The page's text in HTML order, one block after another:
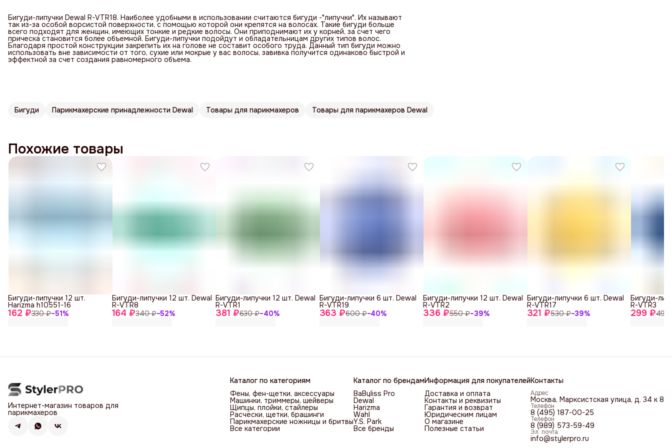
Бигуди-липучки Dewal R-VTR18. Наиболее удобными в использовании считаются бигуди -"липучки". Их называют
так из-за особой ворсистой поверхности, с помощью которой они крепятся на волосах. Такие бигуди больше
всего подходят для женщин, имеющих тонкие и редкие волосы. Они приподнимают их у корней, за счет чего
прическа становится более объемной. Бигуди-липучки подойдут и обладательницам других типов волос.
Благодаря простой конструкции закрепить их на голове не составит особого труда. Данный тип бигуди можно
использовать вне зависимости от того, сухие или мокрые у вас волосы, завивка получится одинаково быстрой и
эффектной за счет создания равномерного объема.
Бигуди Парикмахерские принадлежности Dewal Товары для парикмахеров Товары для парикмахеров Dewal
Похожие товары
162 ₽330 ₽−51%
Бигуди-липучки 12 шт.
Harizma h10551-16
164 ₽340 ₽−52%
Бигуди-липучки 12 шт. Dewal
R-VTR8
381 ₽630 ₽−40%
Бигуди-липучки 12 шт. Dewal
R-VTR1
363 ₽600 ₽−40%
Бигуди-липучки 6 шт. Dewal
R-VTR19
336 ₽550 ₽−39%
Бигуди-липучки 12 шт. Dewal
R-VTR2
321 ₽530 ₽−39%
Бигуди-липучки 6 шт. Dewal
R-VTR17
299 ₽490
Бигуди-
R-VTR3
Интернет-магазин товаров для
парикмахеров
Каталог по категориям
Фены, фен-щетки, аксессуары
Машинки, триммеры, шейверы
Щипцы, плойки, стайлеры
Расчёски, щетки, брашинги
Парикмахерские ножницы и бритвы
Все категории
Каталог по брендам
BaByliss Pro
Dewal
Harizma
Wahl
Y.S. Park
Все бренды
Информация для покупателей
Доставка и оплата
Контакты и реквизиты
Гарантия и возврат
Юридическим лицам
О магазине
Полезные статьи
Контакты
Адрес
Москва, Марксистская улица, д. 34 к 8
Телефон
8 (495) 187-00-25
Телефон
8 (989) 573-59-49
Эл. почта
info@stylerpro.ru